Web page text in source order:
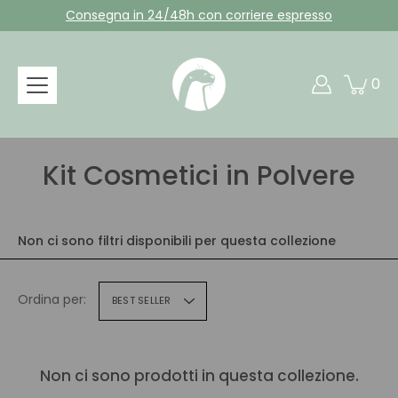
al
Consegna in 24/48h con corriere espresso
0
Kit Cosmetici in Polvere
Non ci sono filtri disponibili per questa collezione
Ordina per: BEST SELLER
Non ci sono prodotti in questa collezione.